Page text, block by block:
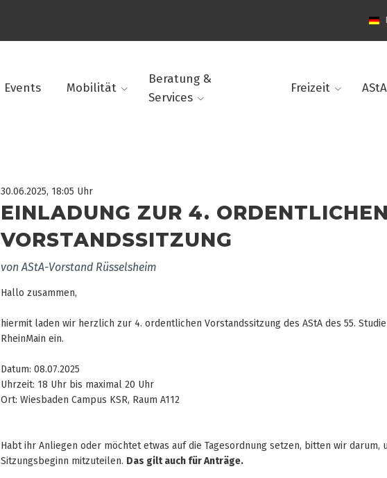
Events Mobilität
Beratung &
Services
Freizeit AStA
30.06.2025, 18:05 Uhr
EINLADUNG ZUR 4.
VORSTANDSSITZUNG
von AStA-Vorstand Rüsselsheim
Hallo zusammen,
hiermit laden wir herzlich zur 4. ordentlichen Vorstandssitzung des AStA des 55.
RheinMain ein.
Datum: 08.07.2025
Uhrzeit: 18 Uhr bis maximal 20 Uhr
Ort: Wiesbaden Campus KSR, Raum A112
Habt ihr Anliegen oder möchtet etwas auf die Tagesordnung setzen, bitten wir darum,
Sitzungsbeginn mitzuteilen. Das gilt auch für Anträge.